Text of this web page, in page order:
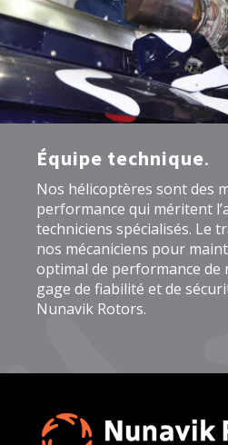
Équipe technique.
Nos hélicoptères sont des
performance qui méritent
techniciens spécialisés. Le
nos mécaniciens pour
optimal de performance de
gage de fiabilité et de
Nunavik Rotors.